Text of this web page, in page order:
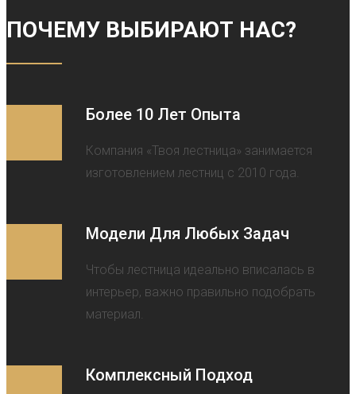
ПОЧЕМУ ВЫБИРАЮТ НАС?
Более 10 Лет Опыта
Компания «Твоя лестница» занимается
изготовлением лестниц с 2010 года.
Модели Для Любых Задач
Чтобы лестница идеально вписалась в
интерьер, важно правильно подобрать
материал.
Комплексный Подход